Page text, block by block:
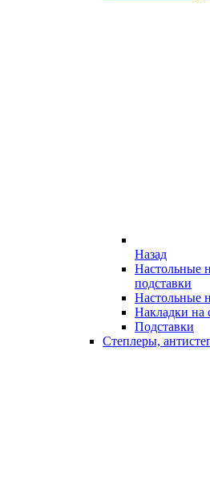
Назад
Настольные
подставки
Настольные
Накладки на
Подставки
Степлеры,